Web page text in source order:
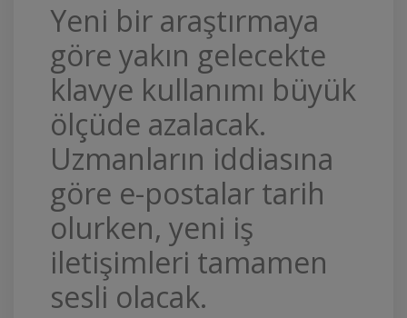
Yeni bir araştırmaya
göre yakın gelecekte
klavye kullanımı büyük
ölçüde azalacak.
Uzmanların iddiasına
göre e-postalar tarih
olurken, yeni iş
iletişimleri tamamen
sesli olacak.